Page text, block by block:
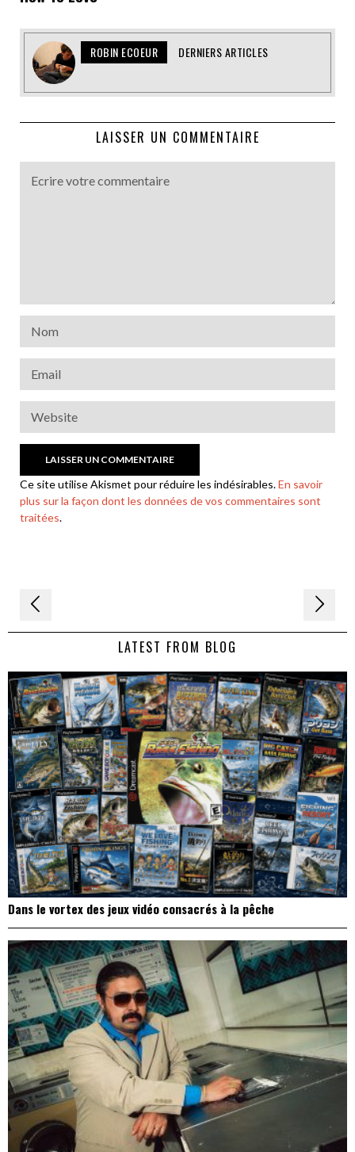
ROBIN ECOEUR DERNIERS ARTICLES
LAISSER UN COMMENTAIRE
Ce site utilise Akismet pour réduire les indésirables.En savoir
plus sur la façon dont les données de vos commentaires sont
traitées.
Navigation
de LATEST FROM BLOG
Dans le vortex des jeux vidéo consacrés à la pêche